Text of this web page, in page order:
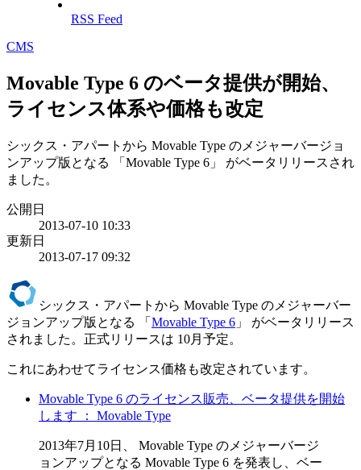
RSS Feed
CMS
Movable Type 6 のベータ提供が開始、
ライセンス体系や価格も改定
シックス・アパートから Movable Type のメジャーバージョ
ンアップ版となる 「Movable Type 6」 がベータリリースされ
ました。
公開日
2013-07-10 10:33
更新日
2013-07-17 09:32
シックス・アパートから Movable Type のメジャーバー
ジョンアップ版となる 「 Movable Type 6 」 がベータリリース
されました。正式リリースは 10月予定。
これにあわせてライセンス価格も改定されています。
Movable Type 6 のライセンス販売、ベータ提供を開始
します ： Movable Type
2013年7月10日、 Movable Type のメジャーバージ
ョンアップとなる Movable Type 6 を発表し、ベー